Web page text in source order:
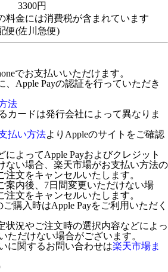
3300円
料金には消費税が含まれています
便(佐川急便)
でお支払いいただけます。
、Apple Payの認証を行っていただき
法
カードは発行会社によって異なりま
払い方法よりAppleのサイトをご確認
よってApple Payおよびクレジット
ない場合、楽天市場がお支払い方法の
文をキャンセルいたします。
案内後、7日間変更いただけない場
文をキャンセルいたします。
購入時はApple Payをご利用いただく
状況やご注文時の選択内容などによっ
ただけない場合がございます。
に関するお問い合わせは楽天市場ま